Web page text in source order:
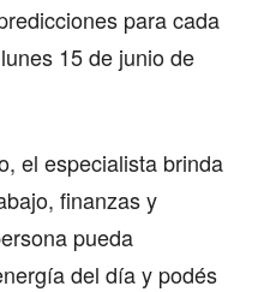
para cada
15 de junio de
el especialista brinda
finanzas y
pueda
del día y podés